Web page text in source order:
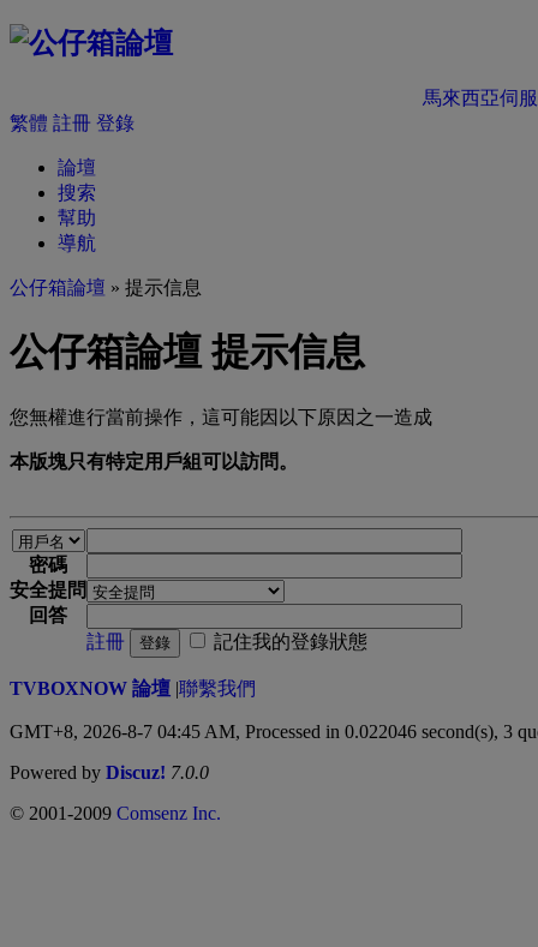
馬來西亞伺
繁體 註冊 登錄
論壇
搜索
幫助
導航
公仔箱論壇 » 提示信息
公仔箱論壇 提示信息
您無權進行當前操作，這可能因以下原因之一造成
本版塊只有特定用戶組可以訪問。
密碼
安全提問
回答
註冊
登錄 記住我的登錄狀態
TVBOXNOW 論壇 |聯繫我們
GMT+8, 2026-8-7 04:45 AM, Processed in 0.022046 second(s), 3
Powered by Discuz! 7.0.0
© 2001-2009 Comsenz Inc.